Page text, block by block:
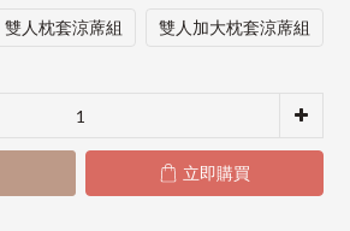
雙人枕套涼蓆組 雙人加大枕套涼蓆組
立即購買